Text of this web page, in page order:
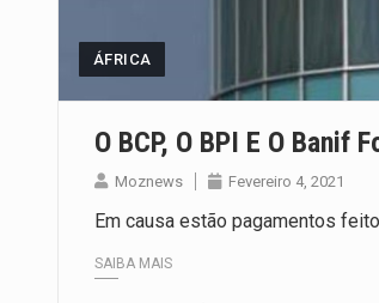
ÁFRICA
O BCP, O BPI E O Banif
Moznews Fevereiro 4, 2021
Em causa estão pagamentos
SAIBA MAIS